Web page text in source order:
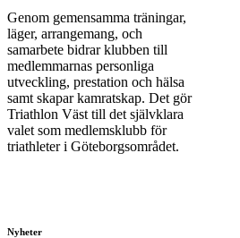
Genom gemensamma träningar,
läger, arrangemang, och
samarbete bidrar klubben till
medlemmarnas personliga
utveckling, prestation och hälsa
samt skapar kamratskap. Det gör
Triathlon Väst till det självklara
valet som medlemsklubb för
triathleter i Göteborgsområdet.
Nyheter